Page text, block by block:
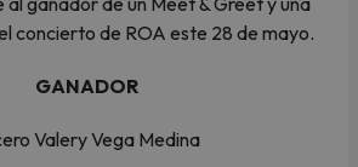
concierto de ROA este 28 de mayo.
GANADOR
Valery Vega Medina